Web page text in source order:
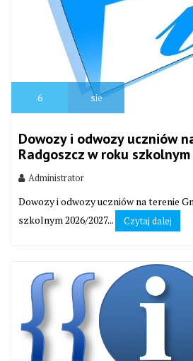
6 sie
Dowozy i odwozy uczniów
Radgoszcz w roku
Administrator
Dowozy i odwozy uczniów na terenie
szkolnym 2026/2027...
Czytaj dalej